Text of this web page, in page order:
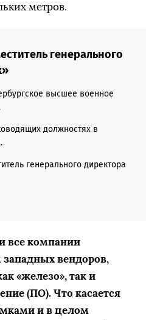
метров.
генерального
высшее военное
должностях в
генерального директора
все компании
западных вендоров,
«железо», так и
(ПО). Что касается
и в целом